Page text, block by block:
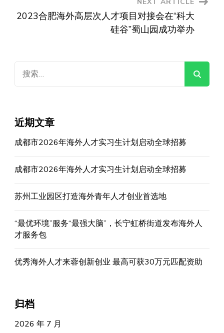
NEXT ARTICLE
2023合肥海外高层次人才项目对接会在“科大
硅谷”蜀山园成功举办
索：
近期文章
成都市2026年海外人才实习生计划启动全球招募
成都市2026年海外人才实习生计划启动全球招募
苏州工业园区打造海外青年人才创业首选地
“最优环境”服务“最强大脑”，长宁虹桥街道发布海外人
才服务包
优秀海外人才来蓉创新创业 最高可获30万元匹配资助
归档
2026 年 7 月